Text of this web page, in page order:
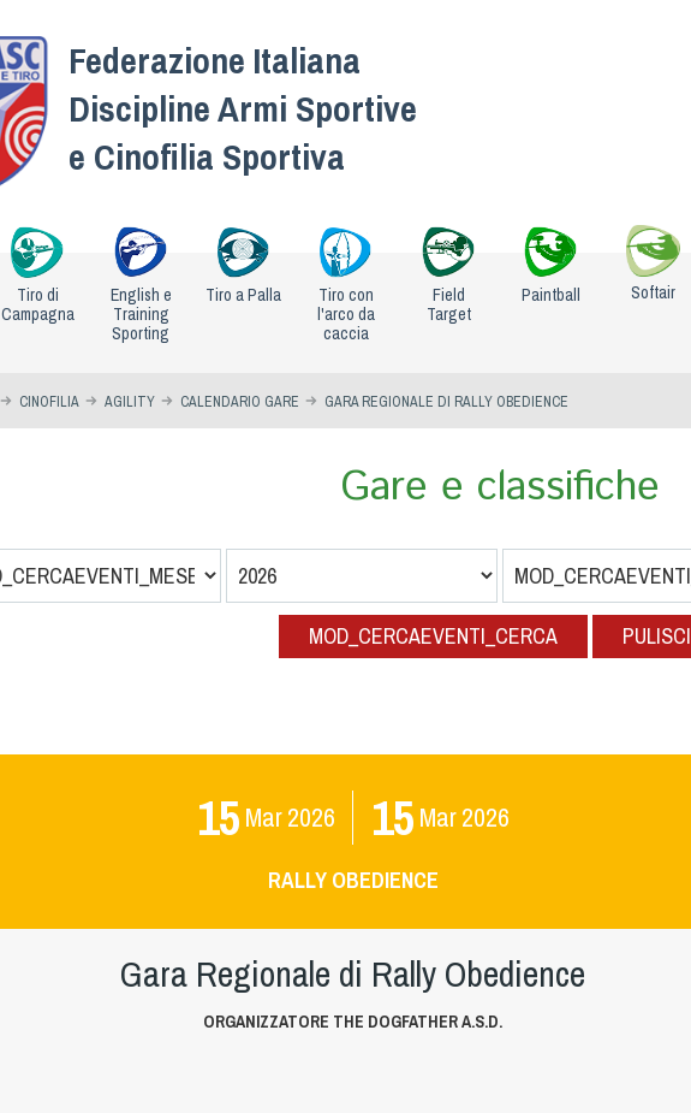
Federazione Italiana
Discipline Armi Sportive
e Cinofilia Sportiva
Tiro di
Campagna
English e
Training
Sporting
Tiro a Palla
Tiro con
l'arco da
caccia
Field
Target
Paintball Softair
CINOFILIA AGILITY CALENDARIO GARE GARA REGIONALE DI RALLY OBEDIENCE
Gare e classifiche
MOD_CERCAEVENTI_CERCA PULISCI
15 Mar2026 15 Mar2026
RALLY OBEDIENCE
Gara Regionale di Rally Obedience
ORGANIZZATORE THE DOGFATHER A.S.D.